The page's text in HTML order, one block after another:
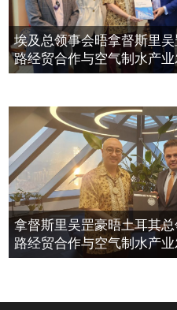
埃及总领事会晤拿督斯里
路经贸合作与空气制水产业
拿督斯里吴罡豪晤土耳其
路经贸合作与空气制水产